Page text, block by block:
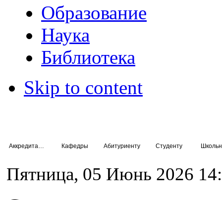
Образование
Наука
Библиотека
Skip to content
Кафедры Абитуриенту Студенту
Пятница, 05 Июнь 2026